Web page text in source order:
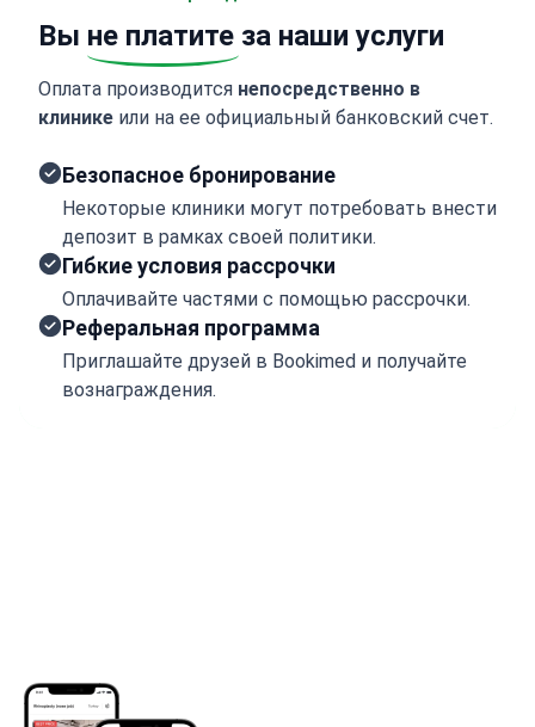
Вы не платите за наши услуги
Оплата производится непосредственно в
клинике или на ее официальный банковский счет.
Безопасное бронирование
Некоторые клиники могут потребовать внести
депозит в рамках своей политики.
Гибкие условия рассрочки
Оплачивайте частями с помощью рассрочки.
Реферальная программа
Приглашайте друзей в Bookimed и получайте
вознаграждения.